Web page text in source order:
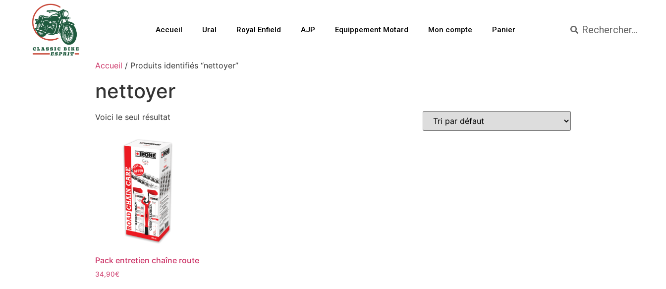
Accueil Ural Royal Enfield AJP Equippement Motard Mon compte Panier
Accueil / Produits identifiés “nettoyer”
nettoyer
Voici le seul résultat
Pack entretien chaîne route
34,90€